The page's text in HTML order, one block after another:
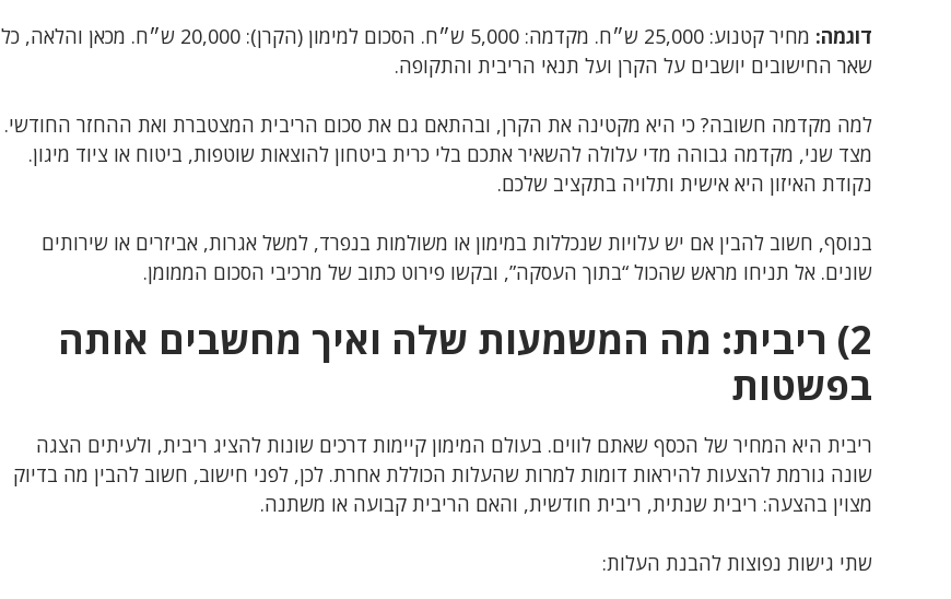
דוגמה:
מחיר קטנוע: 25,000 ש״ח. מקדמה: 5,000 ש״ח. הסכום למימון (הקרן): 20,000 ש״ח. מכאן והלאה, כל
שאר החישובים יושבים על הקרן ועל תנאי הריבית והתקופה.
למה מקדמה חשובה? כי היא מקטינה את הקרן, ובהתאם גם את סכום הריבית המצטברת ואת ההחזר החודשי.
מצד שני, מקדמה גבוהה מדי עלולה להשאיר אתכם בלי כרית ביטחון להוצאות שוטפות, ביטוח או ציוד מיגון.
נקודת האיזון היא אישית ותלויה בתקציב שלכם.
בנוסף, חשוב להבין אם יש עלויות שנכללות במימון או משולמות בנפרד, למשל אגרות, אביזרים או שירותים
שונים. אל תניחו מראש שהכול “בתוך העסקה”, ובקשו פירוט כתוב של מרכיבי הסכום הממומן.
2) ריבית: מה המשמעות שלה ואיך מחשבים אותה
בפשטות
ריבית היא המחיר של הכסף שאתם לווים. בעולם המימון קיימות דרכים שונות להציג ריבית, ולעיתים הצגה
שונה גורמת להצעות להיראות דומות למרות שהעלות הכוללת אחרת. לכן, לפני חישוב, חשוב להבין מה בדיוק
מצוין בהצעה: ריבית שנתית, ריבית חודשית, והאם הריבית קבועה או משתנה.
שתי גישות נפוצות להבנת העלות: